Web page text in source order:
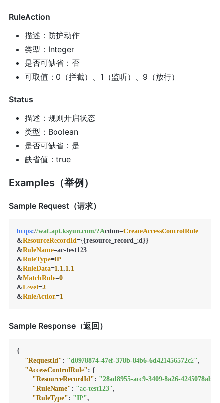
RuleAction
描述：防护动作
类型：Integer
是否可缺省：否
可取值：0（拦截）、1（监听）、9（放行）
Status
描述：规则开启状态
类型：Boolean
是否可缺省：是
缺省值：true
Examples（举例）
Sample Request（请求）
https://waf.api.ksyun.com/?Action=CreateAccessControlRule
&ResourceRecordId={{resource_record_id}}
&RuleName=ac-test123
&RuleType=IP
&RuleData=1.1.1.1
&MatchRule=0
&Level=2
&RuleAction=1
Sample Response（返回）
{
"RequestId": "d0978874-47ef-378b-84b6-6d421456572c2",
"AccessControlRule": {
"ResourceRecordId": "28ad8955-acc9-3409-8a26-
"RuleName": "ac-test123",
"RuleType": "IP",